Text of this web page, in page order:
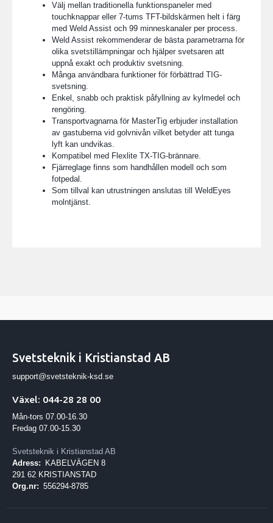
Välj mellan traditionella funktionspaneler med
touchknappar eller 7-tums TFT-bildskärmen helt i färg
med Weld Assist och 99 minneskanaler per process.
Weld Assist rekommenderar de bästa parametrarna för
olika svetstillämpningar och hjälper svetsaren att
uppnå exakt och produktiv svetsning.
Många användbara funktioner för förbättrad TIG-
svetsning.
Enkel, snabb och praktisk påfyllning av kylmedel och
rengöring.
Transportvagnarna för MasterTig erbjuder installation
av gastuberna vid golvnivån vilket betyder att tunga
lyft kan undvikas.
Kompatibel med Flexlite TX-TIG-brännare.
Fjärreglage finns som handhållen modell och som
fotpedal.
Som tillval kan utrustningen anslutas till WeldEyes
molntjänst.
Svetsteknik i Kristianstad AB
support@svetsteknik-ksd.se
Växel: 044-28 28 00
Mån-tors 07.00-16.30
Fredag 07.00-15.30
Svetsteknik i Kristianstad AB
Adress:
KABELVÄGEN 8
291 62 KRISTIANSTAD
Org.nr: 556294-8785